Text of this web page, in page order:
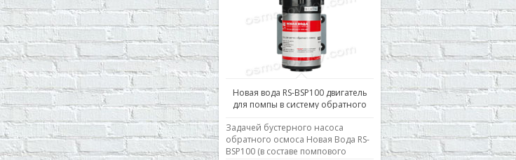
Новая вода RS-BSP100 двигатель
для помпы в систему обратного
Задачей бустерного насоса
обратного осмоса Новая Вода RS-
BSP100 (в составе помпового